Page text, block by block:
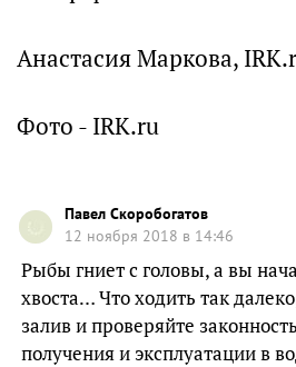
Анастасия Маркова,
Фото - IRK.ru
Павел Скоробогатов
12 ноября 2018 в 14:46
Рыбы гниет с головы, а вы
хвоста… Что ходить так
залив и проверяйте
получения и эксплуатации в